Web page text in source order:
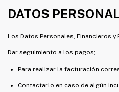
DATOS
Los Datos Personales, Financieros
Dar seguimiento a los pagos;
Para realizar la facturación
Contactarlo en caso de algún